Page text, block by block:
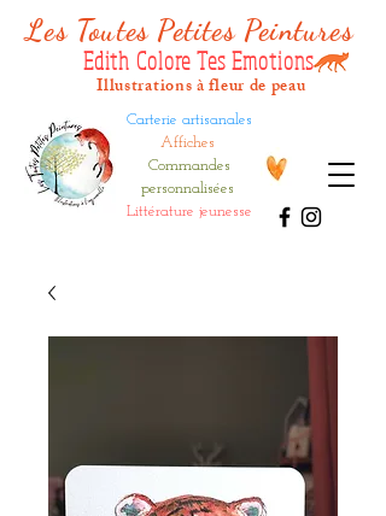
Carterie artisanales
Affiches
Commandes
personnalisées
Littérature jeunesse
Les Toutes Petites Peintures
Edith Colore Tes Emotions
Illustrations à fleur de peau